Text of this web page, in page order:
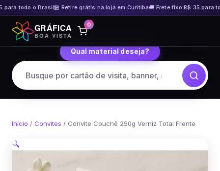
todo o Brasil🏪 Retire grátis na loja em Curitiba🚚 Frete fixo R$ 35 para
Pular
para
o
GRÁFICA
BOA VISTA
0
Qual material deseja?
Início / Convites / Convite Couchê 250g Verniz Total Frente
🔍